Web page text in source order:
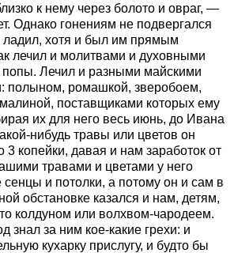
к нему через болото и овраг, —
Однако гонениям не подвергался
ладил, хотя и был им прямым
лечил и молитвами и духовными
Лечил и разными майскими
полыном, ромашкой, зверобоем,
поставщиками которых ему
их для него весь июнь, до Ивана
нибудь травы или цветов он
3 копейки, давая и нам заработок от
травами и цветами у него
и потолки, а потому он и сам в
обстановке казался и нам, детям,
колдуном или волхвом-чародеем.
знал за ним кое-какие грехи: и
кухарку прислугу, и будто бы